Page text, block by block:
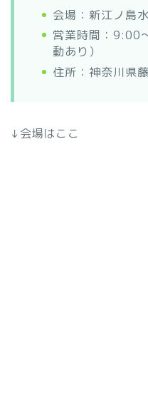
会場：新江ノ島
営業時間：9:00
動あり）
住所：神奈川県
↓会場はここ